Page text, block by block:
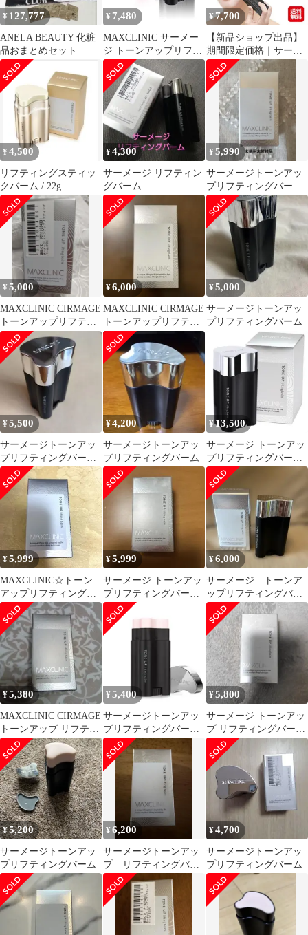
ップ エイジングケア リ
フトアップ 口コミ 通販
おうち美容
¥ 127,777
ANELA BEAUTY 化粧
品おまとめセット
¥ 7,480
MAXCLINIC サーメー
ジ トーンアップリフテ
ィングバーム 22g
¥7,700
【新品ショップ出品】
期間限定価格｜サーメ
ージ トーンアップリフ
ティングバーム 美容液
固形 リフトアップ かっ
しわ伸ばし 目元 口元
かっさ型固形美容液 か
っさプレート 韓流 韓国
コスメ da
¥ 4,500
リフティングスティッ
クバーム / 22g
¥4,300
サーメージ リフティン
グバーム
¥5,990
サーメージトーンアッ
プリフティングバー
ム 22g MAXCLINIC
未使用品
¥5,000
MAXCLINIC CIRMAGE
トーンアップリフティ
ングバーム
¥6,000
MAXCLINIC CIRMAGE
トーンアップリフティ
ングバーム サーメー
ジ
¥5,000
サーメージトーンアッ
プリフティングバーム
¥5,500
サーメージトーンアッ
プリフティングバーム
22g
¥4,200
サーメージトーンアッ
プリフティングバーム
¥13,500
サーメージ トーンアッ
プリフティングバーム
【2個セット】【正規
品】
¥5,999
MAXCLINIC☆トーン
アップリフティングバ
ーム
¥5,999
サーメージ トーンアッ
プリフティングバーム
22g
¥6,000
サーメージ トーンア
ップリフティングバー
ム 22g
¥5,380
MAXCLINIC CIRMAGE
トーンアップ リフティ
ングバーム
¥ 5,400
サーメージトーンアッ
プリフティングバーム
MAXCLINIC
¥5,800
サーメージ トーンアッ
プ リフティングバーム
22g
¥5,200
サーメージトーンアッ
プリフティングバーム
¥6,200
サーメージトーンアッ
プ リフティングバー
ム22g
¥4,700
サーメージトーンアッ
プリフティングバーム